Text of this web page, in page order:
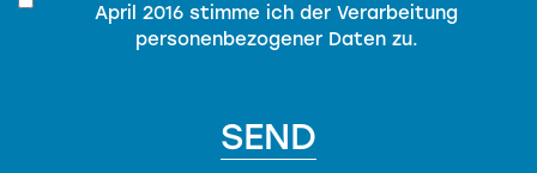
April 2016 stimme ich der Verarbeitung
personenbezogener Daten zu.
SEND